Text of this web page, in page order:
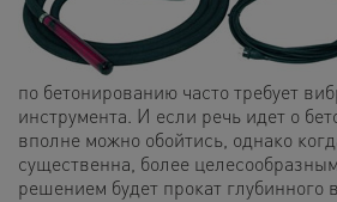
по бетонированию часто требует
инструмента. И если речь идет о
вполне можно обойтись, однако
существенна, более
решением будет прокат глубинного